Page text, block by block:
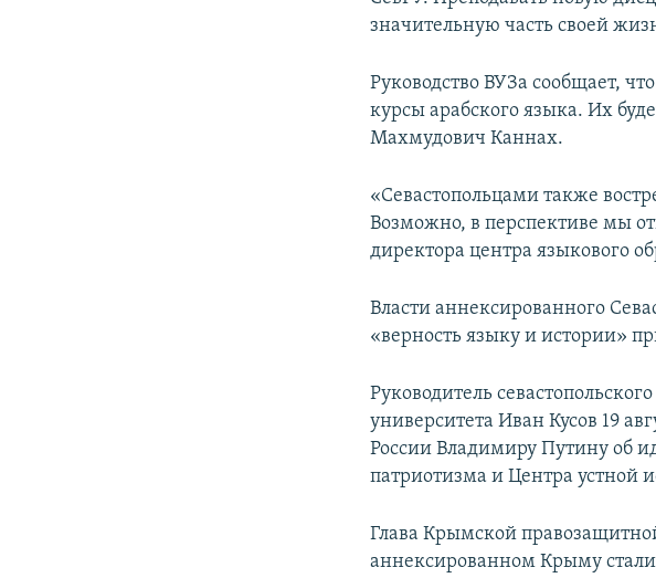
значительную часть своей
Руководство ВУЗа сообщает,
курсы арабского языка. Их
Махмудович Каннах.
«Севастопольцами также
Возможно, в перспективе мы
директора центра языкового
Власти аннексированного
«верность языку и истории»
Руководитель
университета Иван Кусов 19
России Владимиру Путину об
патриотизма и Центра устной
Глава Крымской
аннексированном Крыму